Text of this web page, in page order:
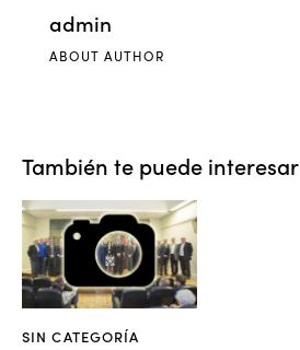
admin
ABOUT AUTHOR
También te puede interesar
SIN CATEGORÍA